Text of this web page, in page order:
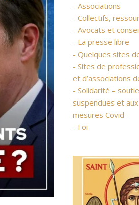
- Associations
- Collectifs,
- Avocats et
- La presse libre
- Quelques sites
- Sites de
et d’associations
- Solidarité –
suspendues et
mesures Covid
- Foi